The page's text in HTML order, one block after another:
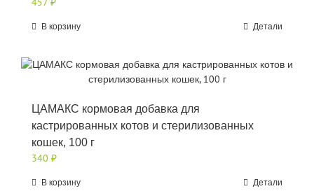
В корзину Детали
ЦАМАКС кормовая добавка для
кастрированных котов и стерилизованных
кошек, 100 г
340 ₽
В корзину Детали